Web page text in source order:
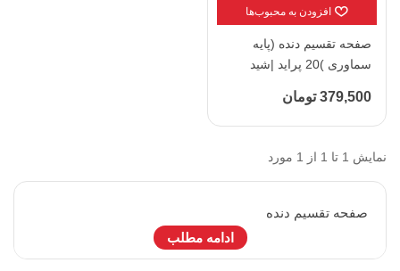
افزودن به محبوب‌ها
صفحه تقسیم دنده (پایه
سماوری )20 پراید |شید
379,500 تومان
نمایش 1 تا 1 از 1 مورد
صفحه تقسيم دنده
ادامه مطلب